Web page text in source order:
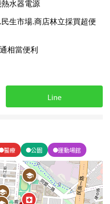
坪
11~20樓
樓
Line
醫療 公園 運動場館